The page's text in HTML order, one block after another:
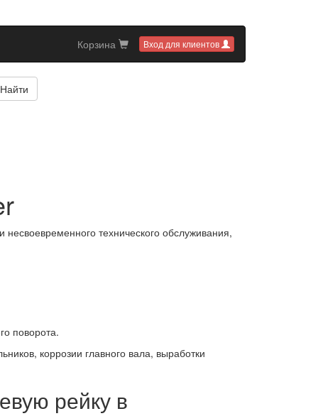
Вход для клиентов
Корзина
Найти
несвоевременного технического обслуживания,
поворота.
коррозии главного вала, выработки
рейку в